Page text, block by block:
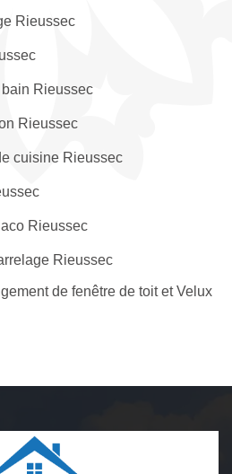
Rieussec
Rieussec
Rieussec
cuisine Rieussec
Rieussec
Rieussec
de fenêtre de toit et Velux